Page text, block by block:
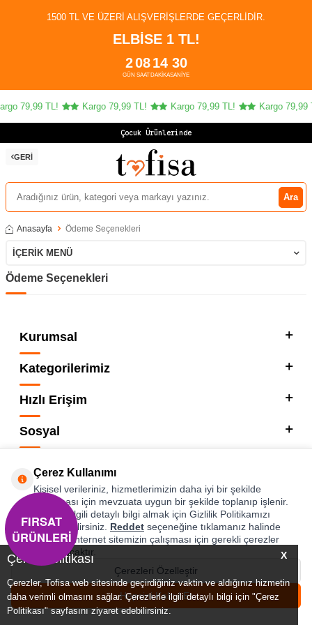
X
Çerez Politikası
Çerezler, Tofisa web sitesinde geçirdiğiniz vaktin ve aldığınız hizmetin
daha verimli olmasını sağlar. Çerezlerle ilgili detaylı bilgi için "Çerez
Politikası" sayfasını ziyaret edebilirsiniz.
1500 TL VE ÜZERI ALIŞVERIŞLERDE GEÇERLIDIR.
ELBİSE 1 TL!
2
GÜN
08
SAAT
14
DAKIKA
30
SANIYE
79,99 TL! Kargo 79,99 TL! Kargo 79,99 TL! Kargo 79,99
Çocuk Ürünlerinde 4
GERI
Ara
Menü Favorilerim Hesabım Sepetim
Anasayfa Ödeme Seçenekleri
İÇERIK MENÜ
Ödeme Seçenekleri
Kurumsal
Kategorilerimiz
Hızlı Erişim
Sosyal
T -SOFT
Çerez Kullanımı
Kişisel verileriniz, hizmetlerimizin daha iyi bir şekilde
sunulması için mevzuata uygun bir şekilde toplanıp işlenir.
Konuyla ilgili detaylı bilgi almak için Gizlilik Politikamızı
inceleyebilirsiniz. Reddet seçeneğine tıklamanız halinde
yalnızca internet sitemizin çalışması için gerekli çerezler
kullanılacaktır.
Çerezleri Özelleştir
Hepsini Kabul Et
FIRSAT
ÜRÜNLERİ